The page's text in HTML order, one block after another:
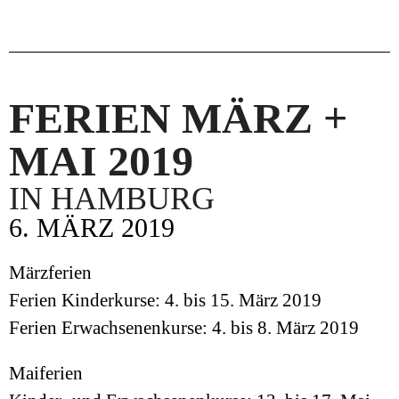
FERIEN MÄRZ +
MAI 2019
IN HAMBURG
6. MÄRZ 2019
Märzferien
Ferien Kinderkurse: 4. bis 15. März 2019
Ferien Erwachsenenkurse: 4. bis 8. März 2019
Maiferien